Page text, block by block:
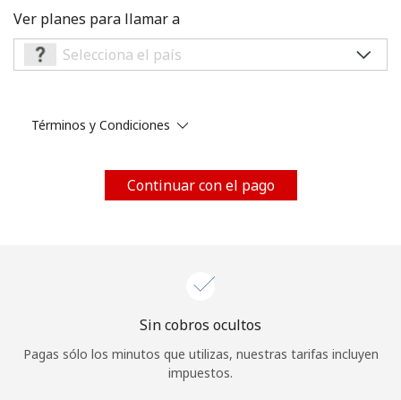
Al abrir una cuenta en este sitio web, estoy de acuerdo con
¡Hola!
Ver planes para llamar a
Términos y Condiciones
Continuar con el pago
Sin cobros ocultos
Pagas sólo los minutos que utilizas, nuestras tarifas incluyen
impuestos.